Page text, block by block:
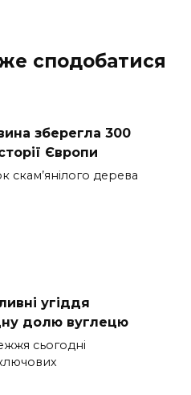
сподобатися
зберегла 300
Європи
скам’янілого дерева
угіддя
долю вуглецю
сьогодні